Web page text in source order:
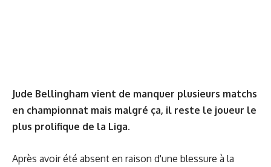
Jude Bellingham vient de manquer plusieurs matchs
en championnat mais malgré ça, il reste le joueur le
plus prolifique de la Liga.
Après avoir été absent en raison d'une blessure à la